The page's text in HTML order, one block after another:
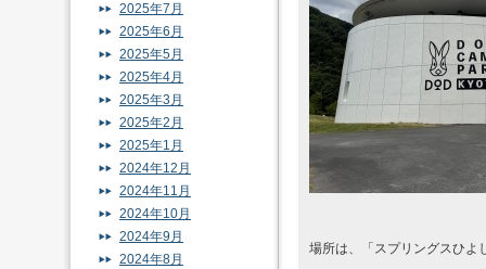
場所は、「スプリングスひよ
2025年7月
2025年6月
2025年5月
2025年4月
2025年3月
2025年2月
2025年1月
2024年12月
2024年11月
2024年10月
2024年9月
2024年8月